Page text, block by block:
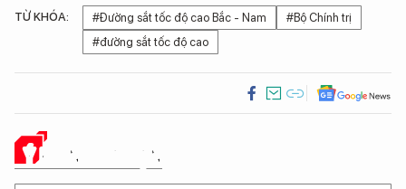
TỪ KHÓA: #Đường sắt tốc độ cao Bắc - Nam
#Bộ Chính trị
#đường sắt tốc độ cao
Ý KIẾN CỦA BẠN